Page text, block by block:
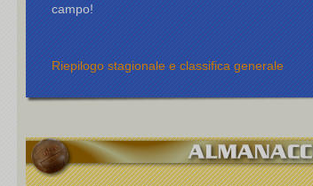
campo!
Riepilogo stagionale e classifica generale